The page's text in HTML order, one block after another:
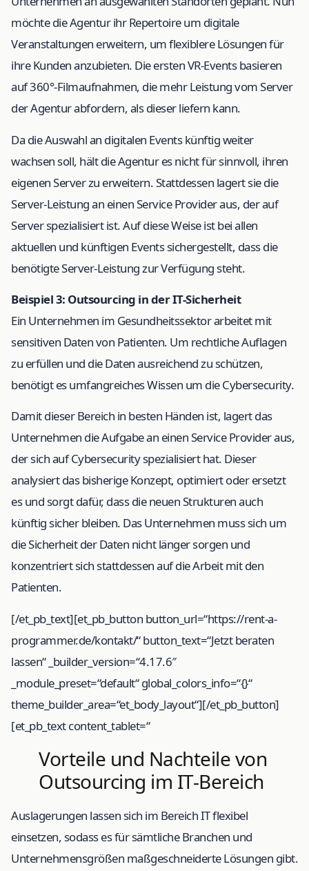
möchte die Agentur ihr Repertoire um digitale
Veranstaltungen erweitern, um flexiblere Lösungen für
ihre Kunden anzubieten. Die ersten VR-Events basieren
auf 360°-Filmaufnahmen, die mehr Leistung vom Server
der Agentur abfordern, als dieser liefern kann.
Da die Auswahl an digitalen Events künftig weiter
wachsen soll, hält die Agentur es nicht für sinnvoll, ihren
eigenen Server zu erweitern. Stattdessen lagert sie die
Server-Leistung an einen Service Provider aus, der auf
Server spezialisiert ist. Auf diese Weise ist bei allen
aktuellen und künftigen Events sichergestellt, dass die
benötigte Server-Leistung zur Verfügung steht.
Beispiel 3: Outsourcing in der IT-Sicherheit
Ein Unternehmen im Gesundheitssektor arbeitet mit
sensitiven Daten von Patienten. Um rechtliche Auflagen
zu erfüllen und die Daten ausreichend zu schützen,
benötigt es umfangreiches Wissen um die Cybersecurity.
Damit dieser Bereich in besten Händen ist, lagert das
Unternehmen die Aufgabe an einen Service Provider aus,
der sich auf Cybersecurity spezialisiert hat. Dieser
analysiert das bisherige Konzept, optimiert oder ersetzt
es und sorgt dafür, dass die neuen Strukturen auch
künftig sicher bleiben. Das Unternehmen muss sich um
die Sicherheit der Daten nicht länger sorgen und
konzentriert sich stattdessen auf die Arbeit mit den
Patienten.
[/et_pb_text][et_pb_button button_url=“https://rent-a-
programmer.de/kontakt/“ button_text=“Jetzt beraten
lassen“ _builder_version=“4.17.6″
_module_preset=“default“ global_colors_info=“{}“
theme_builder_area=“et_body_layout“][/et_pb_button]
[et_pb_text content_tablet=“
Vorteile und Nachteile von
Outsourcing im IT-Bereich
Auslagerungen lassen sich im Bereich IT flexibel
einsetzen, sodass es für sämtliche Branchen und
Unternehmensgrößen maßgeschneiderte Lösungen gibt.